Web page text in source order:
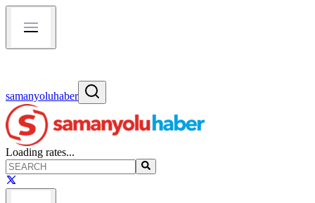
samanyoluhaber
Loading rates...